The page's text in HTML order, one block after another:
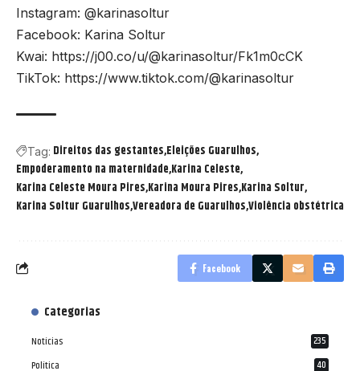
Instagram: @karinasoltur
Facebook: Karina Soltur
Kwai: https://j00.co/u/@karinasoltur/Fk1m0cCK
TikTok: https://www.tiktok.com/@karinasoltur
Tag: Direitos das gestantes Eleições Guarulhos
Empoderamento na maternidade Karina Celeste
Karina Celeste Moura Pires Karina Moura Pires Karina Soltur
Karina Soltur GuarulhosVereadora de GuarulhosViolência obstétrica
Facebook
Categorias
Notícias 235
Política 40